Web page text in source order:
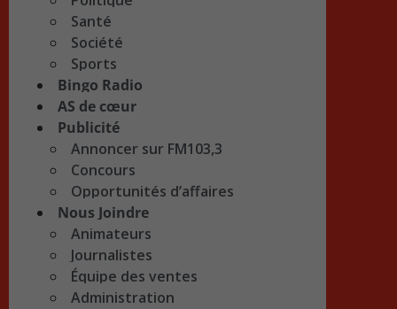
Santé
Société
Sports
Bingo Radio
AS de cœur
Publicité
Annoncer sur FM103,3
Concours
Opportunités d’affaires
Nous Joindre
Animateurs
Journalistes
Équipe des ventes
Administration